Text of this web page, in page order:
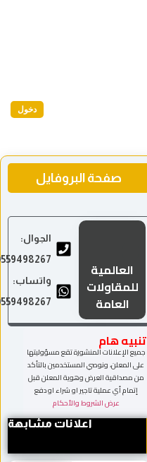
دخول
صفحة البروفايل
العالمية
للمقاولات
العامة
الجوال:
0559498267
واتساب:
0559498267
تنبيه هام
جميع الإعلانات المنشورة تقع مسؤوليتها
على المعلن، ونوصي المستخدمين بالتأكد
من مصداقية العرض وهوية المعلن قبل
إتمام أي عملية تاجير او شراء او دفع
عرض الشروط والأحكام
اعلانات مشابهة